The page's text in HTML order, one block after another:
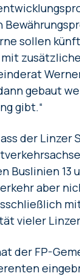
sollen
gebaut
gibt.“
der
Buslinien 13
aber
vieler
der FP-